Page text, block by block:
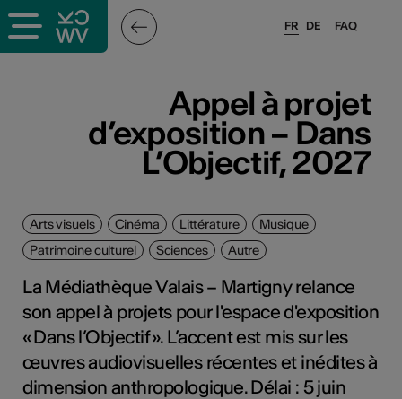
FAQ
FR DE
Appel à projet
d’exposition – Dans
L’Objectif, 2027
Arts visuels Cinéma Littérature
Musique
Patrimoine culturel
Sciences Autre
La Médiathèque Valais – Martigny relance
son appel à projets pour l'espace d'exposition
« Dans l’Objectif ». L’accent est mis sur les
œuvres audiovisuelles récentes et inédites à
dimension anthropologique. Délai : 5 juin